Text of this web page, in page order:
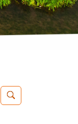
Recherche de: